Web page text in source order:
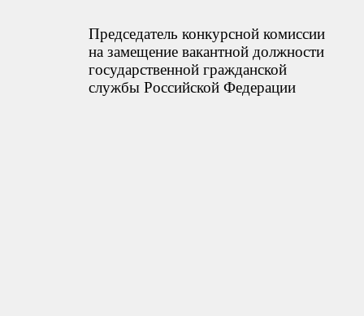
Председатель конкурсной комиссии
на замещение вакантной должности
государственной гражданской
службы Российской Федерации